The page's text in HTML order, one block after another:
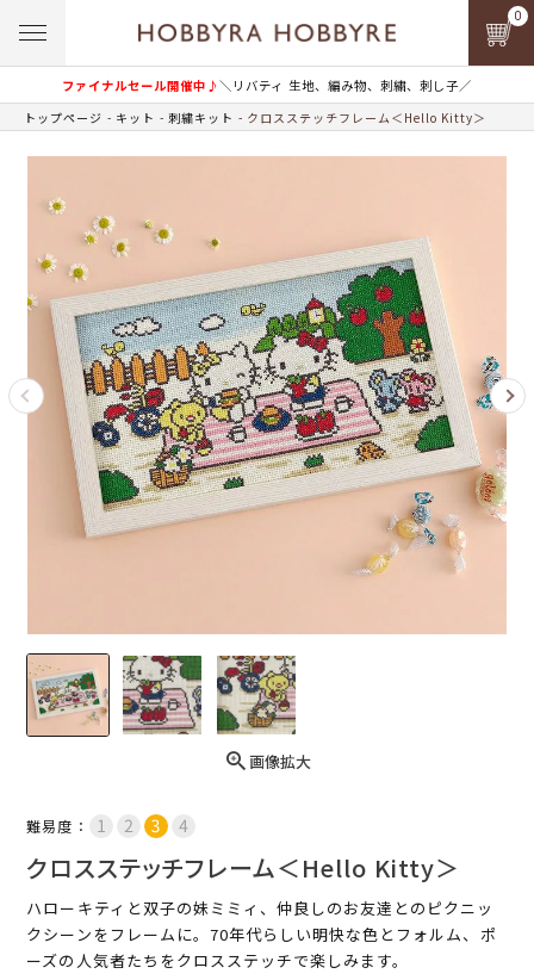
ファイナルセール開催中♪＼リバティ 生地、編み物、刺繍、刺し子／
0
トップページ キット 刺繍キット クロスステッチフレーム＜Hello Kitty＞
画像拡大
難易度：
クロスステッチフレーム＜Hello Kitty＞
ハローキティと双子の妹ミミィ、仲良しのお友達とのピクニッ
クシーンをフレームに。70年代らしい明快な色とフォルム、ポ
ーズの人気者たちをクロスステッチで楽しみます。